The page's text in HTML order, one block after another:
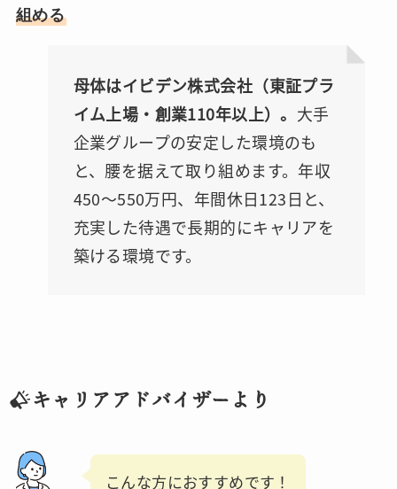
組める
母体はイビデン株式会社（東証プラ
イム上場・創業110年以上）。 大手
企業グループの安定した環境のも
と、腰を据えて取り組めます。年収
450〜550万円、年間休日123日と、
充実した待遇で長期的にキャリアを
築ける環境です。
キャリアアドバイザーより
こんな方におすすめです！